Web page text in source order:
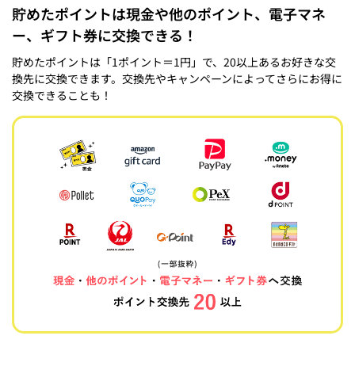
貯めたポイントは現金や他のポイント、電子マネ
ー、ギフト券に交換できる！
貯めたポイントは「1ポイント＝1円」で、20以上あるお好きな交
換先に交換できます。交換先やキャンペーンによってさらにお得に
交換できることも！